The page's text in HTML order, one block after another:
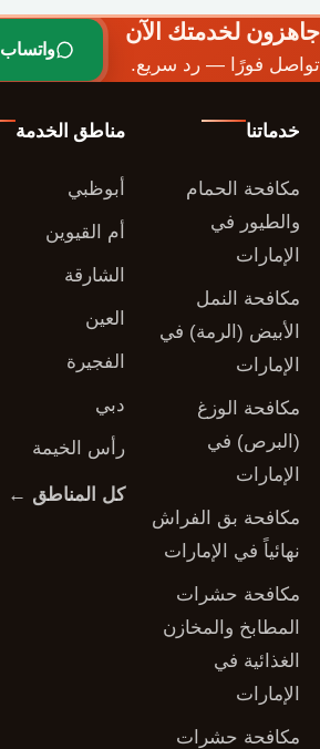
جاهزون لخدمتك الآن
تواصل فورًا — رد سريع.
واتساب
خدماتنا
مكافحة الحمام
والطيور في
الإمارات
مكافحة النمل
الأبيض (الرمة) في
الإمارات
مكافحة الوزغ
(البرص) في
الإمارات
مكافحة بق الفراش
نهائياً في الإمارات
مكافحة حشرات
المطابخ والمخازن
الغذائية في
الإمارات
مكافحة حشرات
مناطق الخدمة
أبوظبي
أم القيوين
الشارقة
العين
الفجيرة
دبي
رأس الخيمة
كل المناطق ←